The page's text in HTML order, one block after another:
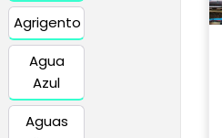
Agrigento
Agua
Azul
Aguas